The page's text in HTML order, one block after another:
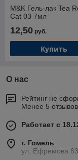
M&K Гель-лак Tea
Cat 03 7мл
12,50 руб.
Купить
О нас
Рейтинг не
Менее 5
Работает с
г. Гомель
ул. Ефремова